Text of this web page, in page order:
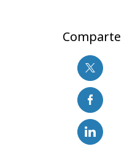
Comparte